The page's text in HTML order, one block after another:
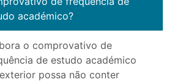
académico?
o comprovativo de
de estudo académico
possa não conter